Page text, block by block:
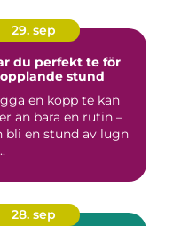
29. sep
du perfekt te för
stund
en kopp te kan
än bara en rutin –
bli en stund av lugn
28. sep